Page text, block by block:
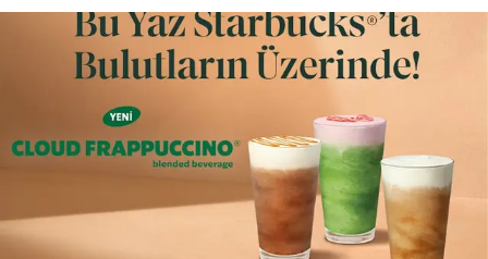
lüks" anlayışıyla buluşturan mekan; gurme lezzetleri, iyi
müziği ve açık havadaki özel puro alanını tek bir çatı
altında sunuyor.